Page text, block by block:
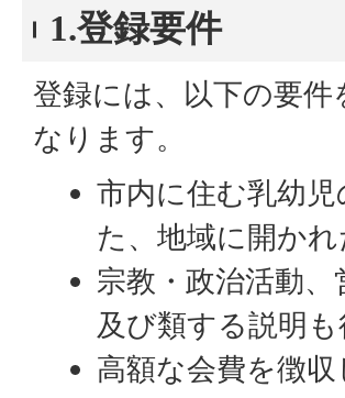
1.登録要件
登録には、以下の要
なります。
市内に住む乳幼
た、地域に開か
宗教・政治活動
及び類する説明
高額な会費を徴